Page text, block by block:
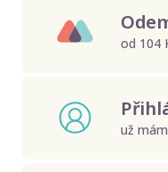
od 104
už